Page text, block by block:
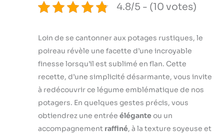
4.8/5 - (10 votes)
Loin de se cantonner aux potages rustiques, le
poireau révèle une facette d’une incroyable
finesse lorsqu’il est sublimé en flan. Cette
recette, d’une simplicité désarmante, vous invite
à redécouvrir ce légume emblématique de nos
potagers. En quelques gestes précis, vous
obtiendrez une entrée éléganteou un
accompagnement raffiné, à la texture soyeuse et